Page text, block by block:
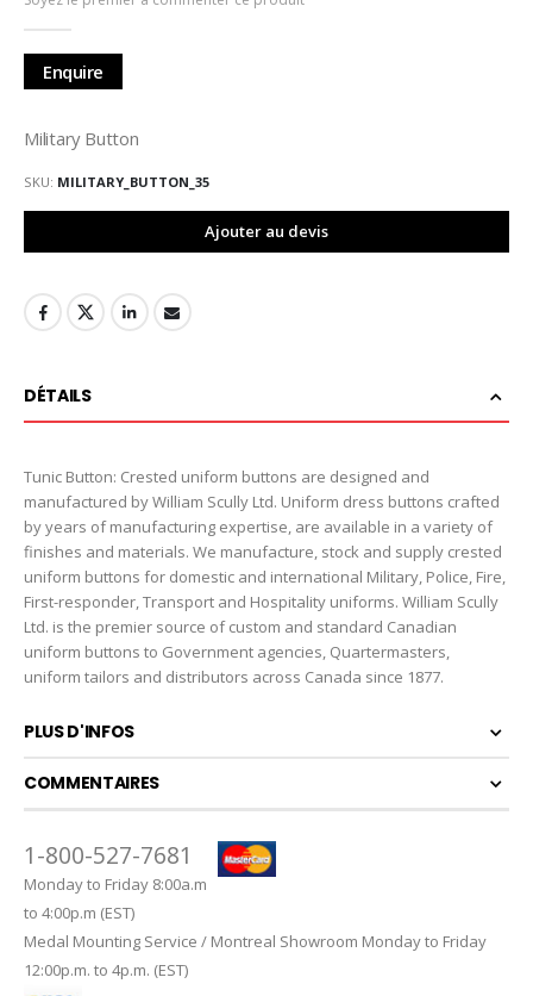
la
Galerie
d’images
Enquire
Military Button
SKU MILITARY_BUTTON_35
Ajouter au devis
DÉTAILS
Tunic Button: Crested uniform buttons are designed and
manufactured by William Scully Ltd. Uniform dress buttons crafted
by years of manufacturing expertise, are available in a variety of
finishes and materials. We manufacture, stock and supply crested
uniform buttons for domestic and international Military, Police, Fire,
First-responder, Transport and Hospitality uniforms. William Scully
Ltd. is the premier source of custom and standard Canadian
uniform buttons to Government agencies, Quartermasters,
uniform tailors and distributors across Canada since 1877.
PLUS D'INFOS
COMMENTAIRES
1-800-527-7681
Monday to Friday 8:00a.m
to 4:00p.m (EST)
Medal Mounting Service / Montreal Showroom Monday to Friday
12:00p.m. to 4p.m. (EST)